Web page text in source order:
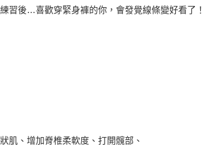
習後…喜歡穿緊身褲的你，會發覺線條變好看了！
肌、增加脊椎柔軟度、打開髖部、